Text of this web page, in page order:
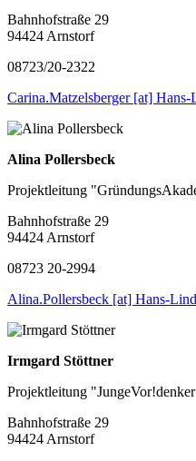
Bahnhofstraße 29
94424 Arnstorf
08723/20-2322
Carina.Matzelsberger [at]
Alina Pollersbeck
Projektleitung
Bahnhofstraße 29
94424 Arnstorf
08723 20-2994
Alina.Pollersbeck [at] Hans-
Irmgard Stöttner
Projektleitung
Bahnhofstraße 29
94424 Arnstorf